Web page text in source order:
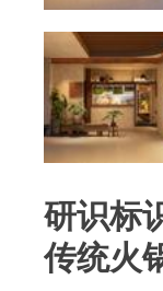
研识标
传统火